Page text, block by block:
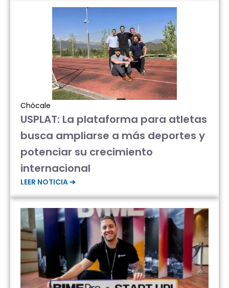
Chócale
USPLAT: La plataforma para atletas
busca ampliarse a más deportes y
potenciar su crecimiento
internacional
LEER NOTICIA ➔